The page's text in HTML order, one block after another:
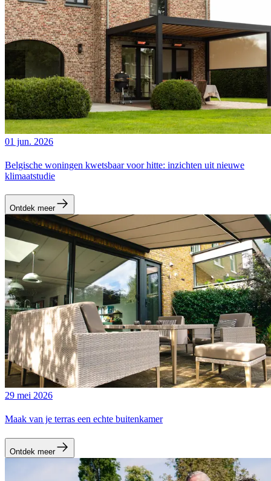
01 jun. 2026
Belgische woningen kwetsbaar voor hitte: inzichten uit nieuwe
klimaatstudie
Ontdek meer
29 mei 2026
Maak van je terras een echte buitenkamer
Ontdek meer